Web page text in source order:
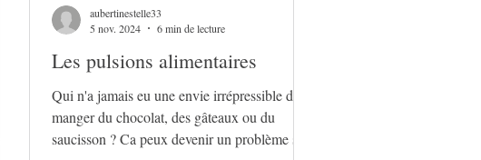
Les pulsions alimentaires
Qui n'a jamais eu une envie irrépressible de
manger du chocolat, des gâteaux ou du
saucisson ? Ca peux devenir un problème si
aubertinestelle33
5 nov. 2024
6 min de lecture